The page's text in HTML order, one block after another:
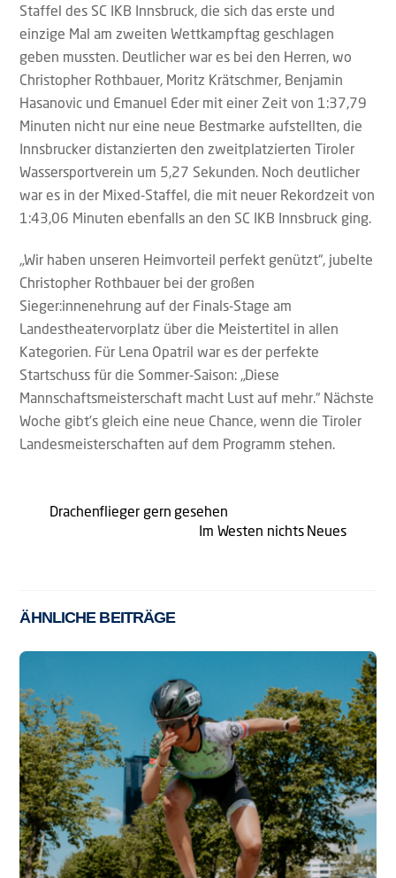
Staffel des SC IKB Innsbruck, die sich das erste und
einzige Mal am zweiten Wettkampftag geschlagen
geben mussten. Deutlicher war es bei den Herren, wo
Christopher Rothbauer, Moritz Krätschmer, Benjamin
Hasanovic und Emanuel Eder mit einer Zeit von 1:37,79
Minuten nicht nur eine neue Bestmarke aufstellten, die
Innsbrucker distanzierten den zweitplatzierten Tiroler
Wassersportverein um 5,27 Sekunden. Noch deutlicher
war es in der Mixed-Staffel, die mit neuer Rekordzeit von
1:43,06 Minuten ebenfalls an den SC IKB Innsbruck ging.
„Wir haben unseren Heimvorteil perfekt genützt“, jubelte
Christopher Rothbauer bei der großen
Sieger:innenehrung auf der Finals-Stage am
Landestheatervorplatz über die Meistertitel in allen
Kategorien. Für Lena Opatril war es der perfekte
Startschuss für die Sommer-Saison: „Diese
Mannschaftsmeisterschaft macht Lust auf mehr.“ Nächste
Woche gibt’s gleich eine neue Chance, wenn die Tiroler
Landesmeisterschaften auf dem Programm stehen.
Drachenflieger gern gesehen
Im Westen nichts Neues
ÄHNLICHE BEITRÄGE